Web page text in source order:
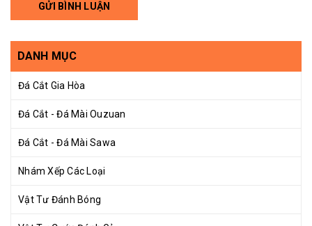
GỬI BÌNH LUẬN
DANH MỤC
Đá Cắt Gia Hòa
Đá Cắt - Đá Mài Ouzuan
Đá Cắt - Đá Mài Sawa
Nhám Xếp Các Loại
Vật Tư Đánh Bóng